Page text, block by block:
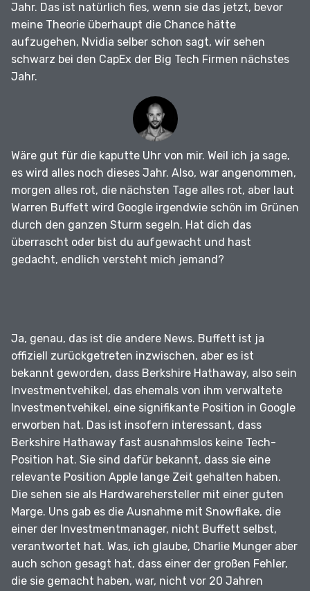
Jahr. Das ist natürlich fies, wenn sie das jetzt, bevor
meine Theorie überhaupt die Chance hätte
aufzugehen, Nvidia selber schon sagt, wir sehen
schwarz bei den CapEx der Big Tech Firmen nächstes
Jahr.
Wäre gut für die kaputte Uhr von mir. Weil ich ja sage,
es wird alles noch dieses Jahr. Also, war angenommen,
morgen alles rot, die nächsten Tage alles rot, aber laut
Warren Buffett wird Google irgendwie schön im Grünen
durch den ganzen Sturm segeln. Hat dich das
überrascht oder bist du aufgewacht und hast
gedacht, endlich versteht mich jemand?
Ja, genau, das ist die andere News. Buffett ist ja
offiziell zurückgetreten inzwischen, aber es ist
bekannt geworden, dass Berkshire Hathaway, also sein
Investmentvehikel, das ehemals von ihm verwaltete
Investmentvehikel, eine signifikante Position in Google
erworben hat. Das ist insofern interessant, dass
Berkshire Hathaway fast ausnahmslos keine Tech-
Position hat. Sie sind dafür bekannt, dass sie eine
relevante Position Apple lange Zeit gehalten haben.
Die sehen sie als Hardwarehersteller mit einer guten
Marge. Uns gab es die Ausnahme mit Snowflake, die
einer der Investmentmanager, nicht Buffett selbst,
verantwortet hat. Was, ich glaube, Charlie Munger aber
auch schon gesagt hat, dass einer der großen Fehler,
die sie gemacht haben, war, nicht vor 20 Jahren